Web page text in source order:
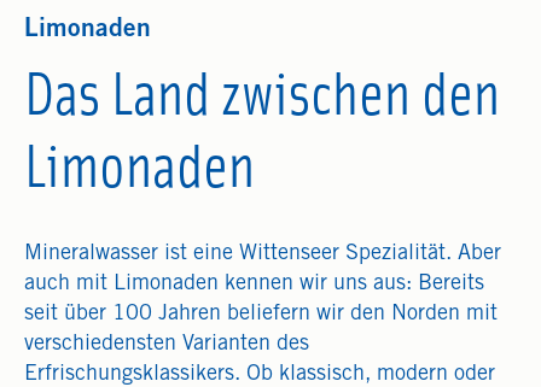
Limonaden
Das Land zwischen den
Limonaden
Mineralwasser ist eine Wittenseer Spezialität. Aber
auch mit Limonaden kennen wir uns aus: Bereits
seit über 100 Jahren beliefern wir den Norden mit
verschiedensten Varianten des
Erfrischungsklassikers. Ob klassisch, modern oder